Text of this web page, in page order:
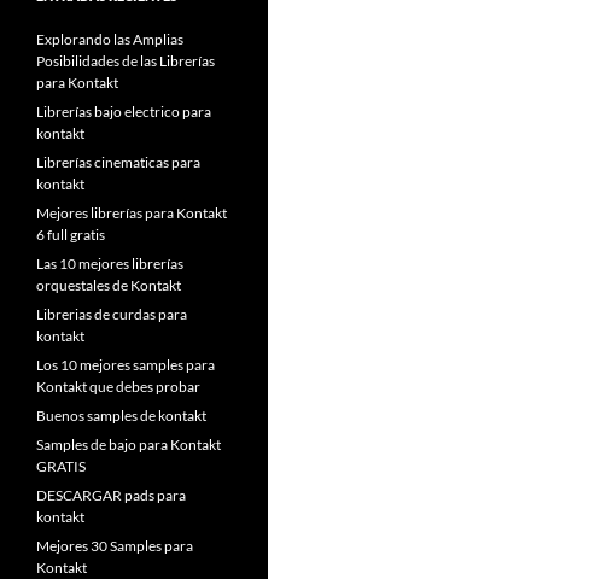
Explorando las Amplias
Posibilidades de las Librerías
para Kontakt
Librerías bajo electrico para
kontakt
Librerías cinematicas para
kontakt
Mejores librerías para Kontakt
6 full gratis
Las 10 mejores librerías
orquestales de Kontakt
Librerias de curdas para
kontakt
Los 10 mejores samples para
Kontakt que debes probar
Buenos samples de kontakt
Samples de bajo para Kontakt
GRATIS
DESCARGAR pads para
kontakt
Mejores 30 Samples para
Kontakt